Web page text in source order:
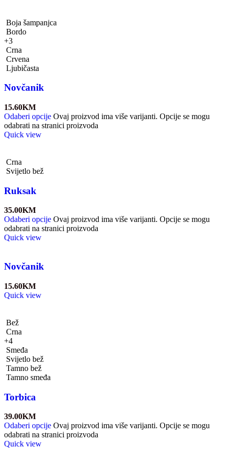
Boja šampanjca
Bordo
+3
Crna
Crvena
Ljubičasta
Novčanik
15.60KM
Odaberi opcije Ovaj proizvod ima više varijanti. Opcije se mogu
odabrati na stranici proizvoda
Quick view
Crna
Svijetlo bež
Ruksak
35.00KM
Odaberi opcije Ovaj proizvod ima više varijanti. Opcije se mogu
odabrati na stranici proizvoda
Quick view
Novčanik
15.60KM
Quick view
Bež
Crna
+4
Smeđa
Svijetlo bež
Tamno bež
Tamno smeđa
Torbica
39.00KM
Odaberi opcije Ovaj proizvod ima više varijanti. Opcije se mogu
odabrati na stranici proizvoda
Quick view